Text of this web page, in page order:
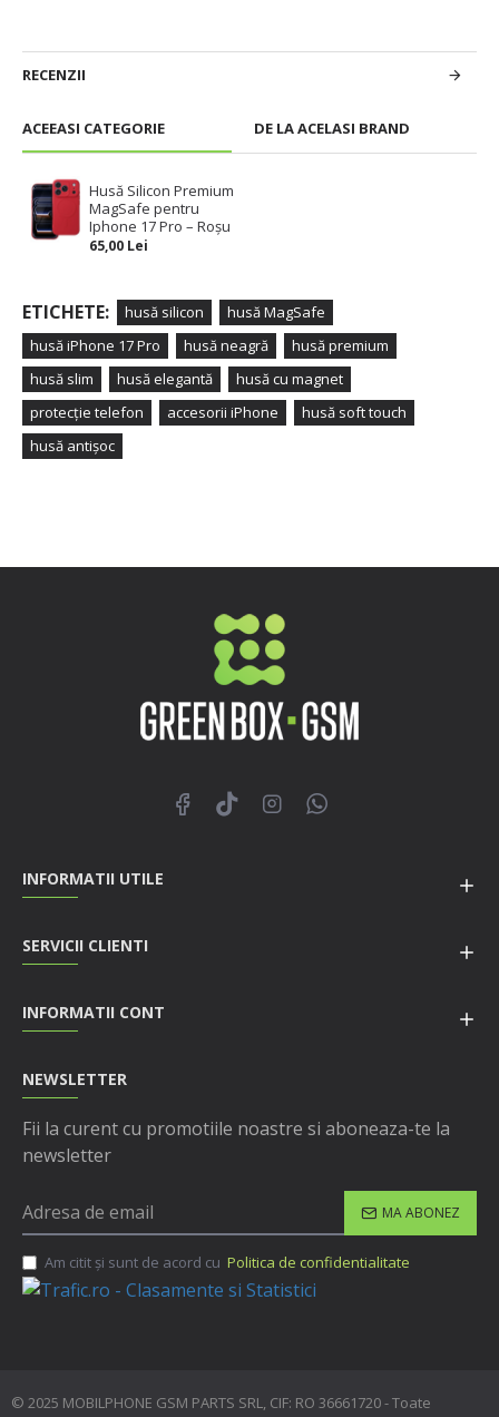
ACEEASI CATEGORIE DE LA ACELASI BRAND
Husă Silicon Premium
MagSafe pentru
Iphone 17 Pro – Roșu
65,00 Lei
RECENZII
ETICHETE: husă silicon
husă MagSafe
husă iPhone 17 Pro
husă neagră
husă premium
husă slim
husă elegantă
husă cu magnet
protecție telefon
accesorii iPhone
husă soft touch
husă antișoc
INFORMATII UTILE
SERVICII CLIENTI
INFORMATII CONT
NEWSLETTER
Fii la curent cu promotiile noastre si aboneaza-te la
newsletter
MA ABONEZ
Am citit şi sunt de acord cu Politica de confidentialitate
© 2025 MOBILPHONE GSM PARTS SRL, CIF: RO 36661720 - Toate